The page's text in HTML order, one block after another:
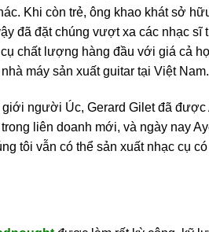
Khi còn trẻ, ông khao khát sở
đã đặt chúng vượt xa các nhạc sĩ
chất lượng hàng đầu với giá cả
máy sản xuất guitar tại Việt Nam.
người Úc, Gerard Gilet đã
liên doanh mới, và ngày nay
tôi vẫn có thể sản xuất nhạc cụ